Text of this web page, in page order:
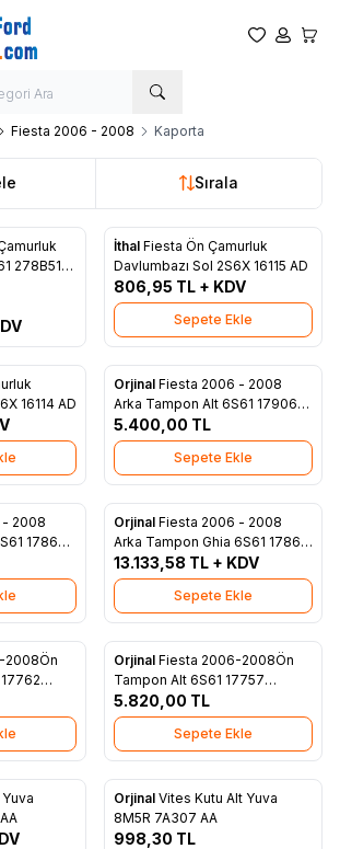
Favorilerim
Hesabım
Fiesta 2006 - 2008 Kaporta
Sırala
Favorilere Ekle
İthal Fiesta Ön Çamurluk
Davlumbazı Sol 2S6X 16115 AD
806,95 TL + KDV
Sepete Ekle
Sağ 2S6X 16114 AD
Favorilere Ekle
Orjinal Fiesta 2006 - 2008
Arka Tampon Alt 6S61 17906
CB55MW
5.400,00 TL
Sepete Ekle
2008
Favorilere Ekle
Orjinal Fiesta 2006 - 2008
Arka Tampon Ghia 6S61 17862
BBXWAA
13.133,58 TL + KDV
Sepete Ekle
2008Ön
Favorilere Ekle
Orjinal Fiesta 2006-2008Ön
Tampon Alt 6S61 17757
CC55MW
5.820,00 TL
Sepete Ekle
AA
Favorilere Ekle
Orjinal Vites Kutu Alt Yuva
8M5R 7A307 AA
998,30 TL